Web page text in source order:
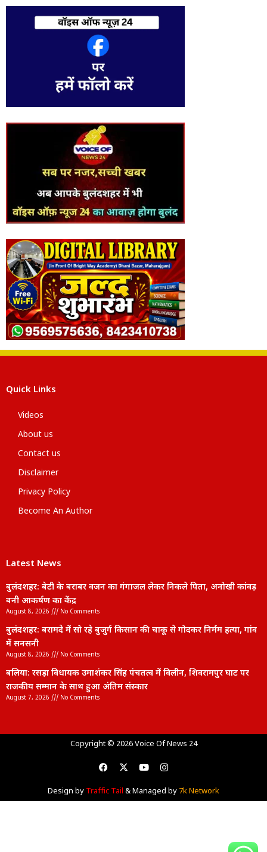
Quick Links
Videos
About us
Contact us
Disclaimer
Privacy Policy
Become An Author
Latest News
बुलंदशहर: बेटी के बराबर वजन का गंगाजल लेकर निकले पिता, अनोखी कांवड़
बनी आकर्षण का केंद्र
August 8, 2026 No Comments
बुलंदशहर: बरामदे में सो रहे बुजुर्ग किसान की चाकू से गोदकर निर्मम हत्या, गांव
में सनसनी
August 8, 2026 No Comments
बलिया: रसड़ा विधायक उमाशंकर सिंह पंचतत्व में विलीन, शिवरामपुर घाट पर
राजकीय सम्मान के साथ हुआ अंतिम संस्कार
August 7, 2026 No Comments
Copyright © 2026 Voice Of News 24
Design by Traffic Tail & Managed by 7k Network